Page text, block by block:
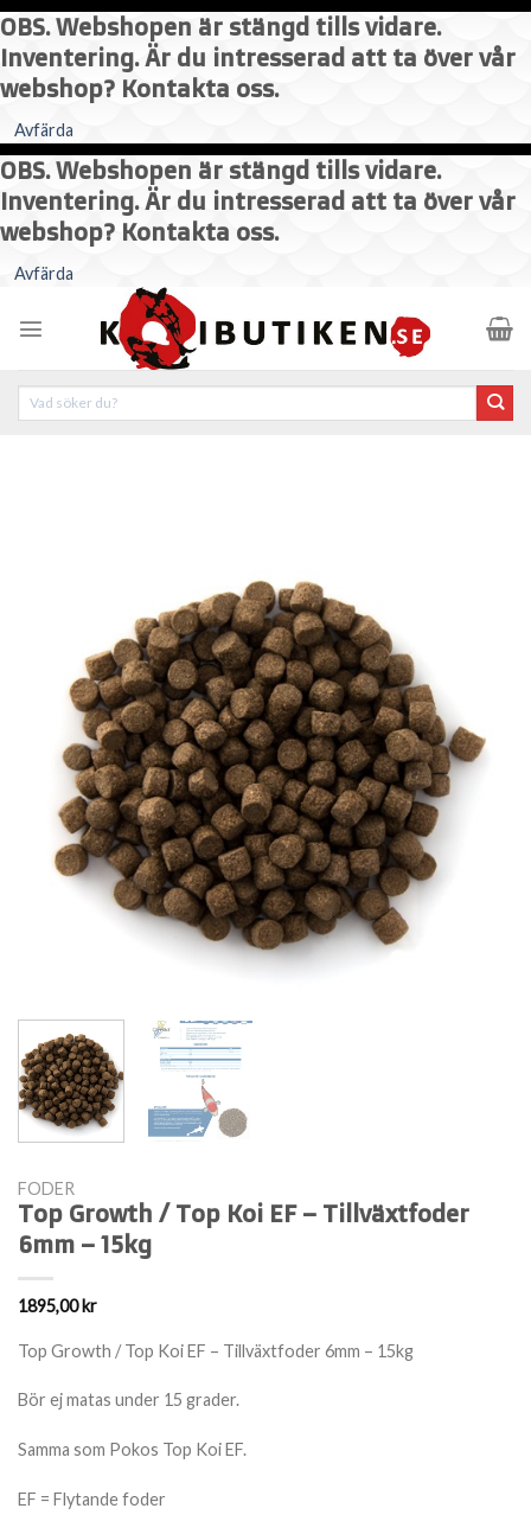
OBS. Webshopen är stängd tills vidare.
Inventering. Är du intresserad att ta över vår
webshop? Kontakta oss.
Avfärda
OBS. Webshopen är stängd tills vidare.
Inventering. Är du intresserad att ta över vår
webshop? Kontakta oss.
Avfärda
content
FODER
Top Growth / Top Koi EF – Tillväxtfoder
6mm – 15kg
1895,00kr
Top Growth / Top Koi EF – Tillväxtfoder 6mm – 15kg
Bör ej matas under 15 grader.
Samma som Pokos Top Koi EF.
EF = Flytande foder